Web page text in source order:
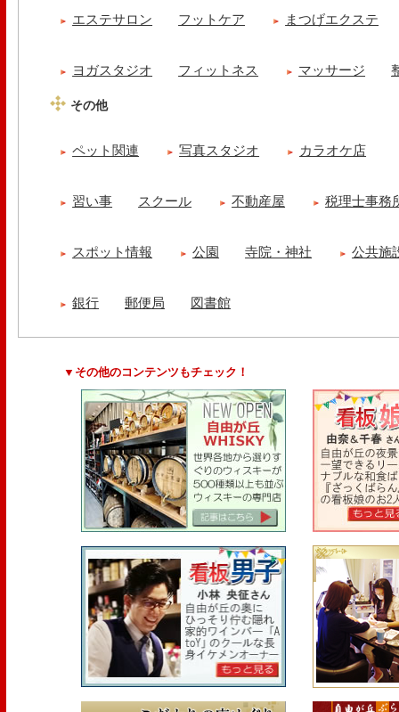
エステサロン フットケア まつげエクステ
ヨガスタジオ フィットネス マッサージ
その他
ペット関連 写真スタジオ カラオケ店
習い事 スクール 不動産屋 税理士事務
スポット情報 公園 寺院・神社 公共施
銀行 郵便局 図書館
▼その他のコンテンツもチェック！